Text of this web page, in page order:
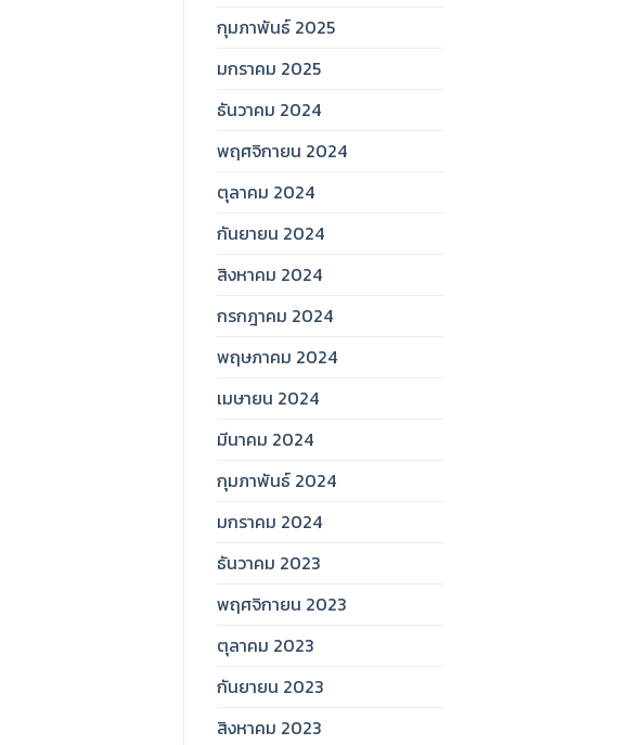
กุมภาพันธ์ 2025
มกราคม 2025
ธันวาคม 2024
พฤศจิกายน 2024
ตุลาคม 2024
กันยายน 2024
สิงหาคม 2024
กรกฎาคม 2024
พฤษภาคม 2024
เมษายน 2024
มีนาคม 2024
กุมภาพันธ์ 2024
มกราคม 2024
ธันวาคม 2023
พฤศจิกายน 2023
ตุลาคม 2023
กันยายน 2023
สิงหาคม 2023